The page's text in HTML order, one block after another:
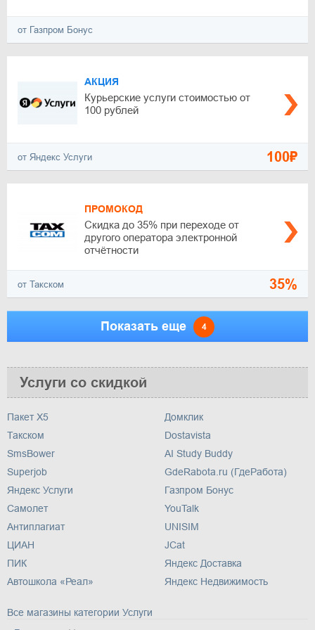
от Газпром Бонус
АКЦИЯ
Курьерские услуги стоимостью от
100 рублей
от Яндекс Услуги 100₽
ПРОМОКОД
Скидка до 35% при переходе от
другого оператора электронной
отчётности
от Такском 35%
Показать еще 4
Услуги со скидкой
Пакет X5
Такском
SmsBower
Superjob
Домклик
Dostavista
AI Study Buddy
GdeRabota.ru (ГдеРабота)
Яндекс Услуги
Самолет
Антиплагиат
Газпром Бонус
YouTalk
UNISIM
ЦИАН
ПИК
Автошкола «Реал»
JCat
Яндекс Доставка
Яндекс Недвижимость
Все магазины категории Услуги